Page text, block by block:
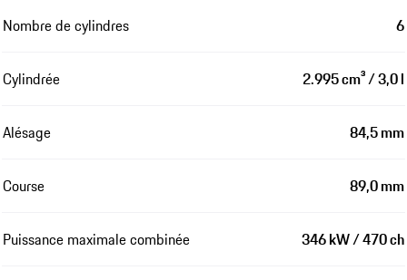
Nombre de cylindres 6
Cylindrée 2.995 cm³ / 3,0 l
Alésage 84,5 mm
Course 89,0 mm
Puissance maximale combinée 346 kW / 470 ch